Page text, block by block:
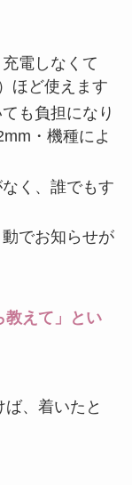
電しなくて
ほど使えます
も負担になり
・機種によ
く、誰でもす
でお知らせが
教えて」とい
、着いたと